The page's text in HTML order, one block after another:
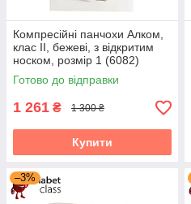
Компресійні панчохи Алком,
клас II, бежеві, з відкритим
носком, розмір 1 (6082)
Готово до відправки
1 261 ₴ 1 300 ₴
Купити
–3%